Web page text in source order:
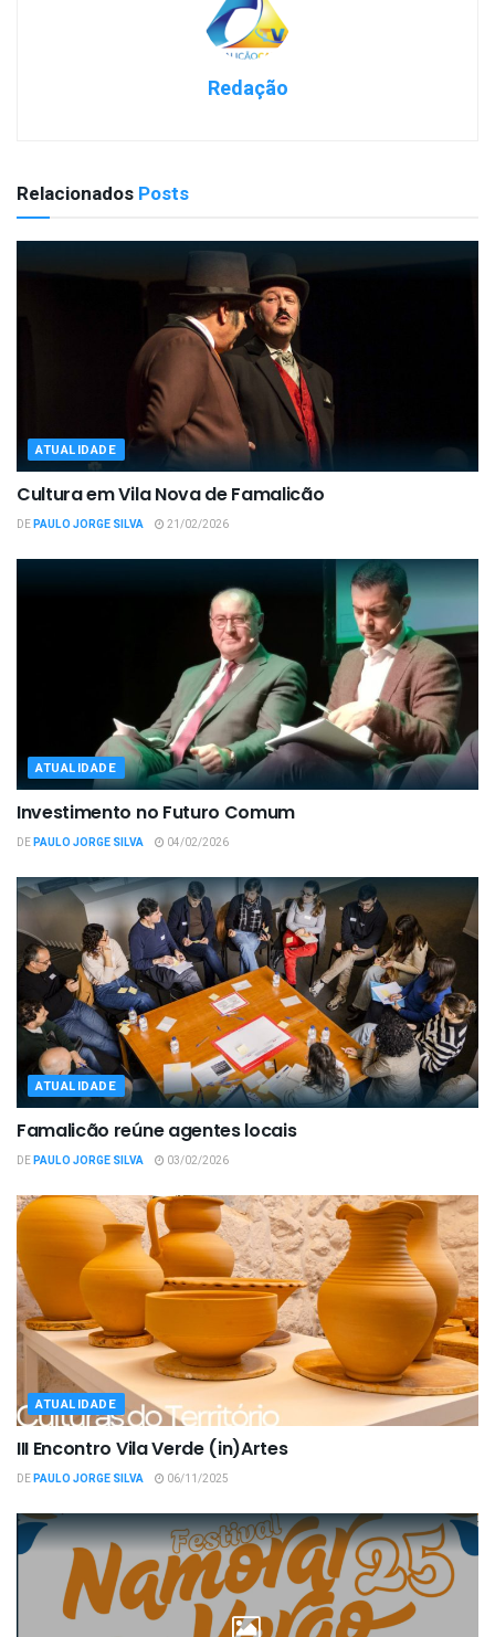
Redação
Relacionados Posts
ATUALIDADE
Cultura em Vila Nova de Famalicão
DEPAULO JORGE SILVA 21/02/2026
ATUALIDADE
Investimento no Futuro Comum
DEPAULO JORGE SILVA 04/02/2026
ATUALIDADE
Famalicão reúne agentes locais
DEPAULO JORGE SILVA 03/02/2026
ATUALIDADE
III Encontro Vila Verde (in)Artes
DEPAULO JORGE SILVA 06/11/2025